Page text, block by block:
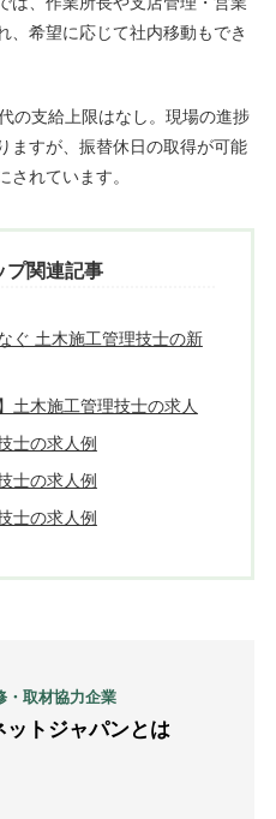
、希望に応じて社内移動もでき
の支給上限はなし。現場の進捗
ますが、振替休日の取得が可能
されています。
プ関連記事
ぐ 土木施工管理技士の新
土木施工管理技士の求人
士の求人例
士の求人例
士の求人例
・取材協力企業
トジャパンとは